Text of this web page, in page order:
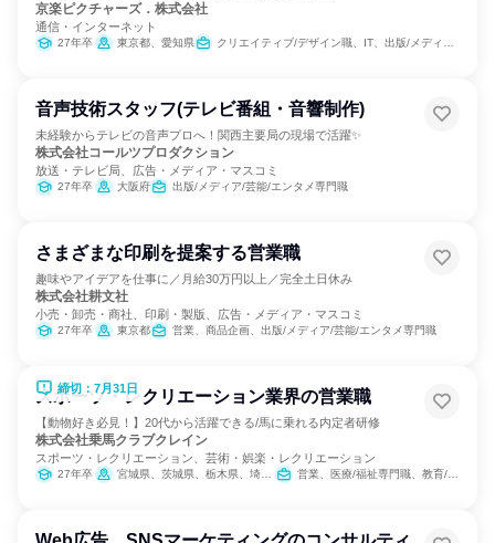
京楽ピクチャーズ．株式会社
通信・インターネット
27年卒 東京都、愛知県 クリエイティブ/デザイン職、IT、出版/メディア/芸能/エンタメ専門職
音声技術スタッフ(テレビ番組・音響制作)
未経験からテレビの音声プロへ！関西主要局の現場で活躍✨
株式会社コールツプロダクション
放送・テレビ局、広告・メディア・マスコミ
27年卒 大阪府 出版/メディア/芸能/エンタメ専門職
さまざまな印刷を提案する営業職
趣味やアイデアを仕事に／月給30万円以上／完全土日休み
株式会社耕文社
小売・卸売・商社、印刷・製版、広告・メディア・マスコミ
27年卒 東京都 営業、商品企画、出版/メディア/芸能/エンタメ専門職
締切：7月31日
スポーツ・レクリエーション業界の営業職
【動物好き必見！】20代から活躍できる/馬に乗れる内定者研修
株式会社乗馬クラブクレイン
スポーツ・レクリエーション、芸術・娯楽・レクリエーション
27年卒 宮城県、茨城県、栃木県、埼玉県、千葉県、東京都、神奈川県、石川県、岐阜県、三重県、大阪府、兵庫県、奈良県、岡山県、広島県、山口県、福岡県、大分県 営業、医療/福祉専門職、教育/保育専門職、小売販売/流通